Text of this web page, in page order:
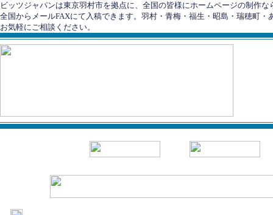
ビッツジャパンは東京羽村市を拠点に、全国の皆様にホームページの制作
全国からメールFAXにて入稿できます。羽村・青梅・福生・昭島・瑞穂町
お気軽にご相談ください。